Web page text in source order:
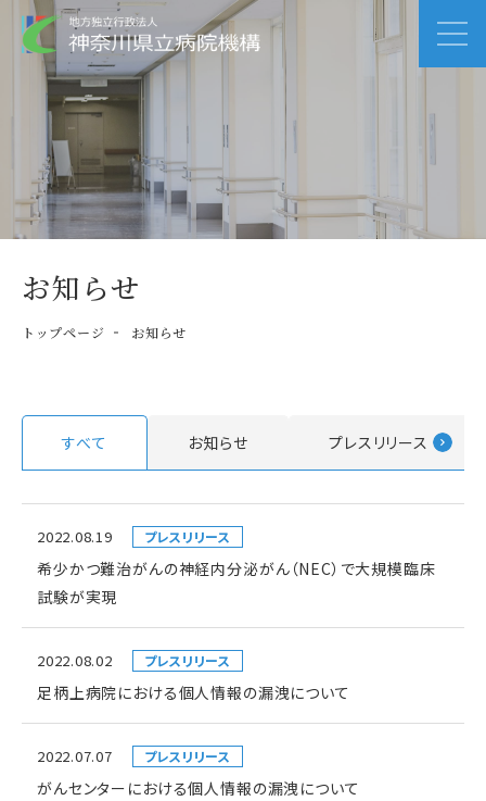
お知らせ
トップページ お知らせ
すべて お知らせ プレスリリース
2022.08.19 プレスリリース
希少かつ難治がんの神経内分泌がん（NEC）で大規模臨床
試験が実現
2022.08.02 プレスリリース
足柄上病院における個人情報の漏洩について
2022.07.07 プレスリリース
がんセンターにおける個人情報の漏洩について